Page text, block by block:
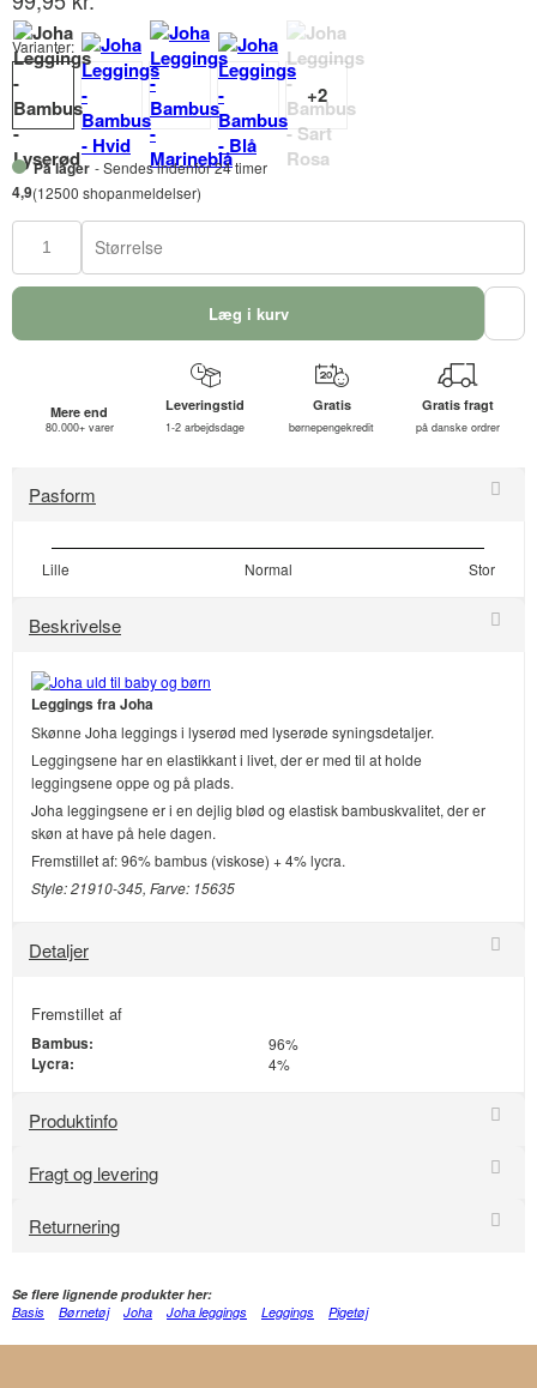
Varianter:
På lager - Sendes indenfor 24 timer
4,9(12500 shopanmeldelser)
Størrelse
Læg i kurv
Mere end
80.000+ varer
Leveringstid
1-2 arbejdsdage
Gratis
børnepengekredit
Gratis fragt
på danske ordrer
Pasform
Lille Normal Stor
Beskrivelse
Leggings fra Joha
Skønne Joha leggings i lyserød med lyserøde syningsdetaljer.
Leggingsene har en elastikkant i livet, der er med til at holde
leggingsene oppe og på plads.
Joha leggingsene er i en dejlig blød og elastisk bambuskvalitet, der er
skøn at have på hele dagen.
Fremstillet af: 96% bambus (viskose) + 4% lycra.
Style: 21910-345, Farve: 15635
Detaljer
Fremstillet af
Bambus: 96%
Lycra: 4%
Produktinfo
Fragt og levering
Returnering
Se flere lignende produkter her:
Basis
Børnetøj Joha Joha leggings Leggings Pigetøj